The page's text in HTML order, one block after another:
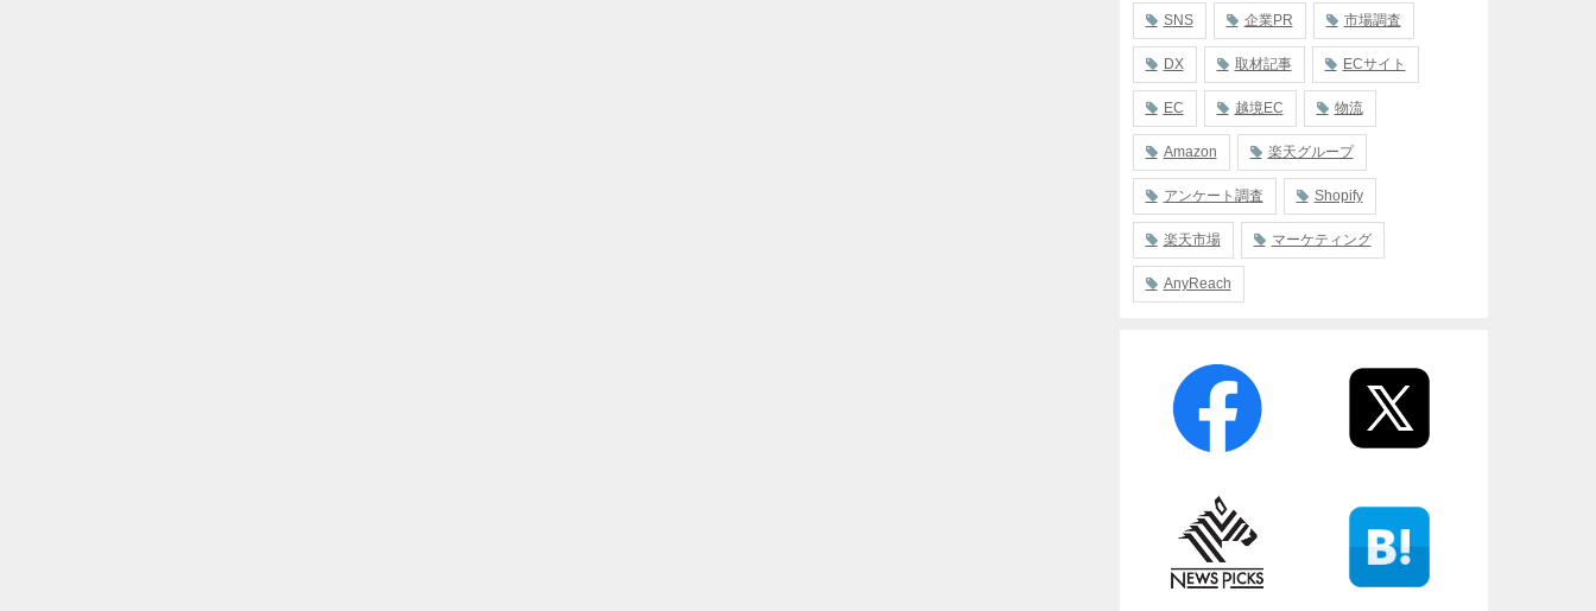
SNS 企業PR 市場調査
DX 取材記事 ECサイト
EC 越境EC 物流
Amazon 楽天グループ
アンケート調査 Shopify
楽天市場 マーケティング
AnyReach